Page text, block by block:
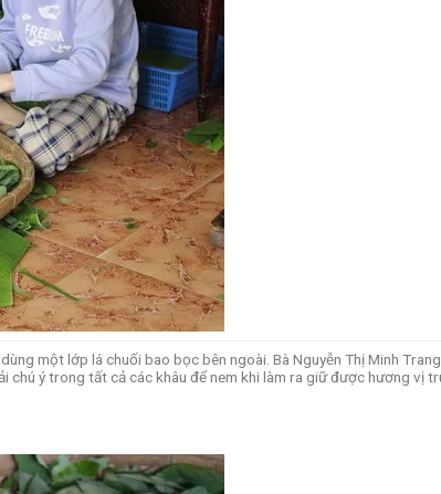
một lớp lá chuối bao bọc bên ngoài. Bà Nguyễn Thị Minh
ý trong tất cả các khâu để nem khi làm ra giữ được hương vị